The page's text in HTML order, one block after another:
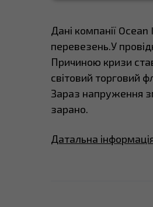
Дані компанії
перевезень.У
Причиною кризи
світовий торговий
Зараз напруження
зарано.
Датальна